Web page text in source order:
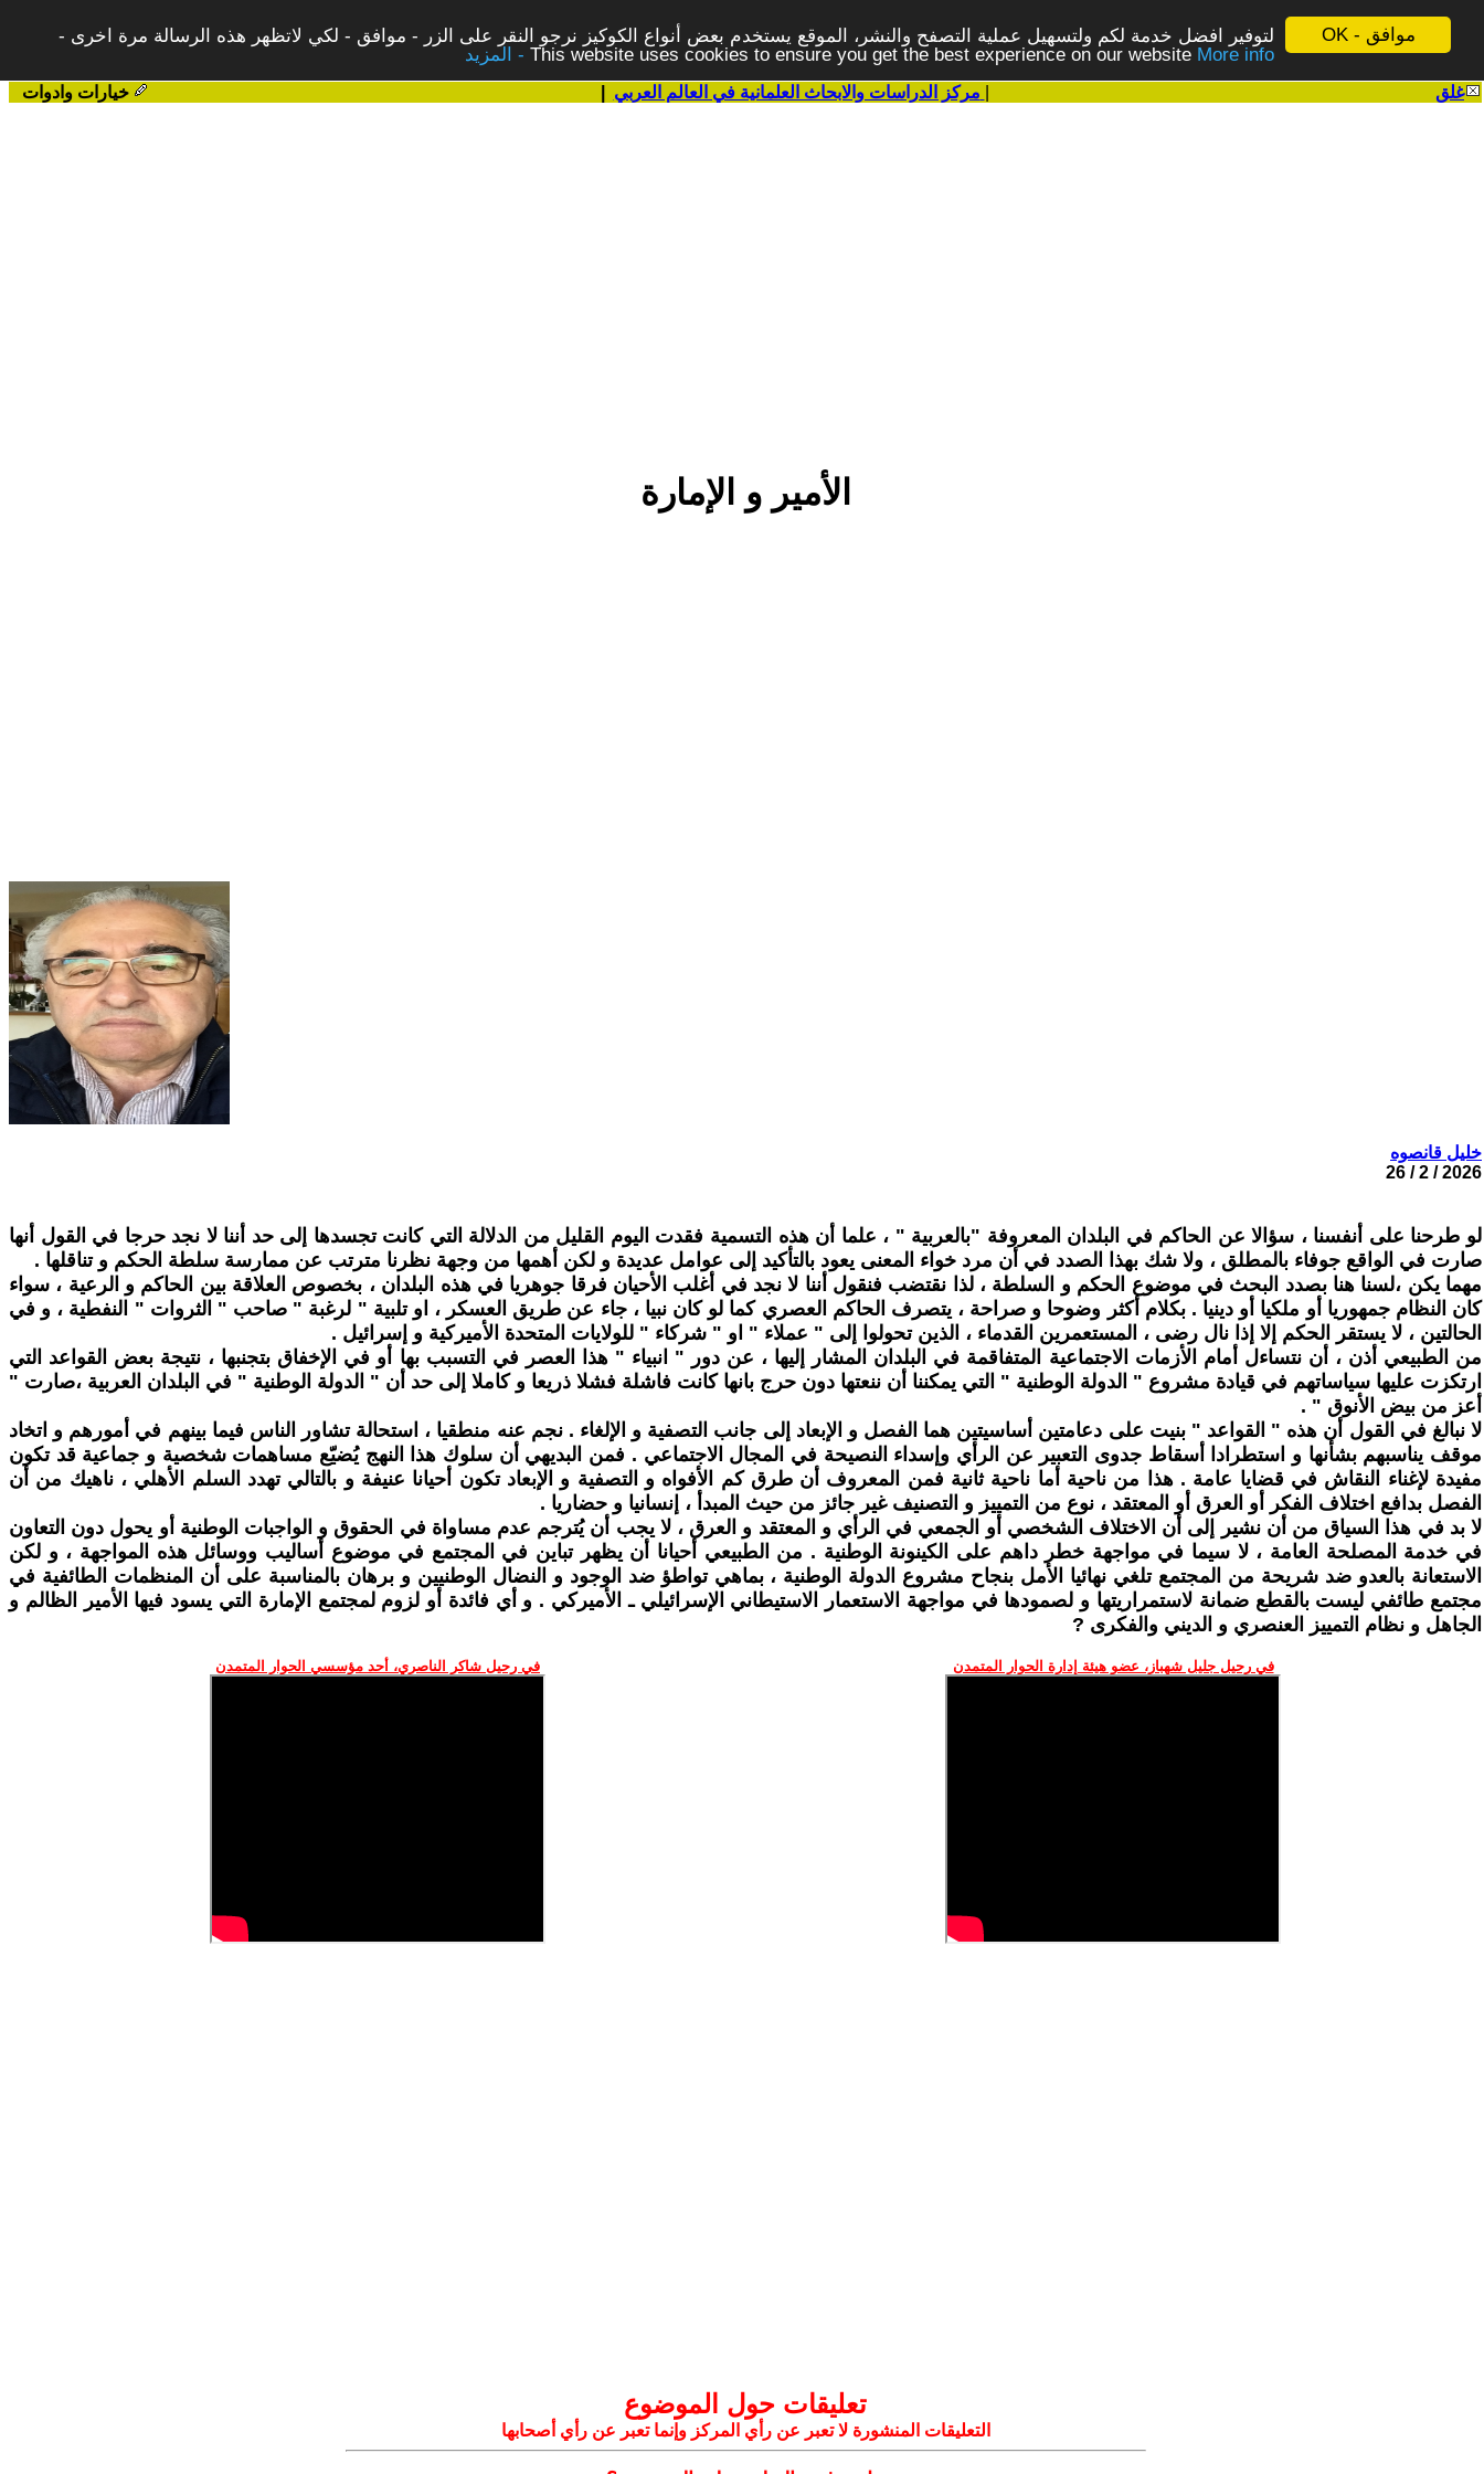
موافق - OK
لتوفير افضل خدمة لكم ولتسهيل عملية التصفح والنشر، الموقع يستخدم بعض أنواع الكوكيز نرجو النقر على الزر - موافق - لكي لاتظهر هذه الرسالة مرة اخرى -
This website uses cookies to ensure you get the best experience on our website More info - المزيد
غلق خيارات وادوات
الأمير و الإمارة
خليل قانصوه
2026 / 2 / 26
لو طرحنا على أنفسنا ، سؤالا عن الحاكم في البلدان المعروفة "بالعربية " ، علما أن هذه التسمية فقدت اليوم القليل من الدلالة التي كانت تجسدها إلى حد أننا لا نجد حرجا في القول أنها
صارت في الواقع جوفاء بالمطلق ، ولا شك بهذا الصدد في أن مرد خواء المعنى يعود بالتأكيد إلى عوامل عديدة و لكن أهمها من وجهة نظرنا مترتب عن ممارسة سلطة الحكم و تناقلها .
مهما يكن ،لسنا هنا بصدد البحث في موضوع الحكم و السلطة ، لذا نقتضب فنقول أننا لا نجد في أغلب الأحيان فرقا جوهريا في هذه البلدان ، بخصوص العلاقة بين الحاكم و الرعية ، سواء
كان النظام جمهوريا أو ملكيا أو دينيا . بكلام أكثر وضوحا و صراحة ، يتصرف الحاكم العصري كما لو كان نبيا ، جاء عن طريق العسكر ، او تلبية " لرغبة " صاحب " الثروات " النفطية ، و في
الحالتين ، لا يستقر الحكم إلا إذا نال رضى ، المستعمرين القدماء ، الذين تحولوا إلى " عملاء " او " شركاء " للولايات المتحدة الأميركية و إسرائيل .
من الطبيعي أذن ، أن نتساءل أمام الأزمات الاجتماعية المتفاقمة في البلدان المشار إليها ، عن دور " انبياء " هذا العصر في التسبب بها أو في الإخفاق بتجنبها ، نتيجة بعض القواعد التي
ارتكزت عليها سياساتهم في قيادة مشروع " الدولة الوطنية " التي يمكننا أن ننعتها دون حرج بانها كانت فاشلة فشلا ذريعا و كاملا إلى حد أن " الدولة الوطنية " في البلدان العربية ،صارت "
أعز من بيض الأنوق " .
لا نبالغ في القول أن هذه " القواعد " بنيت على دعامتين أساسيتين هما الفصل و الإبعاد إلى جانب التصفية و الإلغاء . نجم عنه منطقيا ، استحالة تشاور الناس فيما بينهم في أمورهم و اتخاد
موقف يناسبهم بشأنها و استطرادا أسقاط جدوى التعبير عن الرأي وإسداء النصيحة في المجال الاجتماعي . فمن البديهي أن سلوك هذا النهج يُضيّع مساهمات شخصية و جماعية قد تكون
مفيدة لإغناء النقاش في قضايا عامة . هذا من ناحية أما ناحية ثانية فمن المعروف أن طرق كم الأفواه و التصفية و الإبعاد تكون أحيانا عنيفة و بالتالي تهدد السلم الأهلي ، ناهيك من أن
الفصل بدافع اختلاف الفكر أو العرق أو المعتقد ، نوع من التمييز و التصنيف غير جائز من حيث المبدأ ، إنسانيا و حضاريا .
لا بد في هذا السياق من أن نشير إلى أن الاختلاف الشخصي أو الجمعي في الرأي و المعتقد و العرق ، لا يجب أن يُترجم عدم مساواة في الحقوق و الواجبات الوطنية أو يحول دون التعاون
في خدمة المصلحة العامة ، لا سيما في مواجهة خطر داهم على الكينونة الوطنية . من الطبيعي أحيانا أن يظهر تباين في المجتمع في موضوع أساليب ووسائل هذه المواجهة ، و لكن
الاستعانة بالعدو ضد شريحة من المجتمع تلغي نهائيا الأمل بنجاح مشروع الدولة الوطنية ، بماهي تواطؤ ضد الوجود و النضال الوطنيين و برهان بالمناسبة على أن المنظمات الطائفية في
مجتمع طائفي ليست بالقطع ضمانة لاستمراريتها و لصمودها في مواجهة الاستعمار الاستيطاني الإسرائيلي ـ الأميركي . و أي فائدة أو لزوم لمجتمع الإمارة التي يسود فيها الأمير الظالم و
الجاهل و نظام التمييز العنصري و الديني والفكرى ?
في رحيل جليل شهباز، عضو هيئة إدارة الحوار المتمدن في رحيل شاكر الناصري، أحد مؤسسي الحوار المتمدن
تعليقات حول الموضوع
التعليقات المنشورة لا تعبر عن رأي المركز وإنما تعبر عن رأي أصحابها